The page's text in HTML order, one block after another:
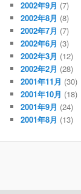
2002年9月 (7)
2002年8月 (8)
2002年7月 (7)
2002年6月 (3)
2002年3月 (12)
2002年2月 (28)
2001年11月 (30)
2001年10月 (18)
2001年9月 (24)
2001年8月 (13)